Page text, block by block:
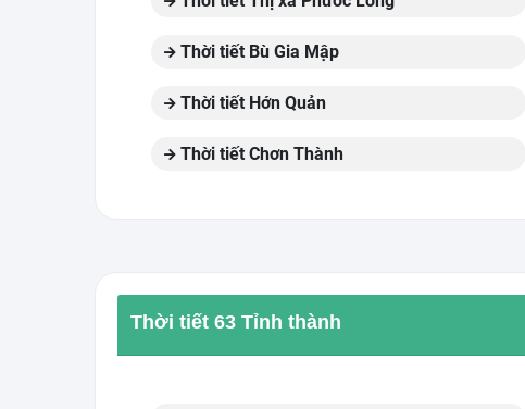
Thời tiết Bù Gia Mập
Thời tiết Hớn Quản
Thời tiết Chơn Thành
Thời tiết 63 Tỉnh thành